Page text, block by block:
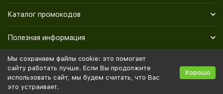
Каталог промокодов
Полезная информация
Политика персональных данных Карта сайта
Мы сохраняем файлы cookie: это помогает
сайту работать лучше. Если Вы продолжите
использовать сайт, мы будем считать, что Вас
это устраивает.
Хорошо